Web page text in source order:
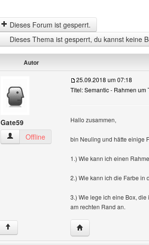
Dieses Forum ist gesperrt.
Dieses Thema ist gesperrt, du kannst keine
Autor
Gate59
Gate59 Benutzer-Profile anzeigen
Offline
25.09.2018 um 07:18
Titel: Semantic - Rahmen um
Hallo zusammen,
bin Neuling und hätte einige
1.) Wie kann ich einen
2.) Wie kann ich die Farbe in
3.) Wie lege ich eine Box,
am rechten Rand an.
↑ Website dieses